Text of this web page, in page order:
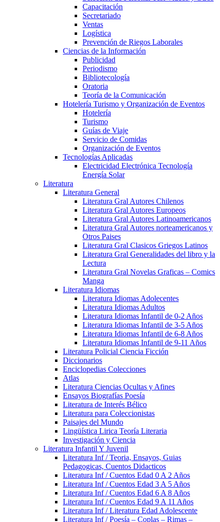
Capacitación
Secretariado
Ventas
Logística
Prevención de Riegos Laborales
Ciencias de la Información
Publicidad
Periodismo
Bibliotecología
Oratoria
Teoría de la Comunicación
Hotelería Turismo y Organización de Eventos
Hotelería
Turismo
Guías de Viaje
Servicio de Comidas
Organización de Eventos
Tecnologías Aplicadas
Electricidad Electrónica Tecnología
Energía Solar
Literatura
Literatura General
Literatura Gral Autores Chilenos
Literatura Gral Autores Europeos
Literatura Gral Autores Latinoamericanos
Literatura Gral Autores norteamericanos y
Otros Paises
Literatura Gral Clasicos Griegos Latinos
Literatura Gral Generalidades del libro y la
Lectura
Literatura Gral Novelas Graficas – Comics
Manga
Literatura Idiomas
Literatura Idiomas Adolecentes
Literatura Idiomas Adultos
Literatura Idiomas Infantil de 0-2 Años
Literatura Idiomas Infantil de 3-5 Años
Literatura Idiomas Infantil de 6-8 Años
Literatura Idiomas Infantil de 9-11 Años
Literatura Policial Ciencia Ficción
Diccionarios
Enciclopedias Colecciones
Atlas
Literatura Ciencias Ocultas y Afines
Ensayos Biografías Poesía
Literatura de Interés Bélico
Literatura para Coleccionistas
Paisajes del Mundo
Lingüística Lirica Teoría Literaria
Investigación y Ciencia
Literatura Infantil Y Juvenil
Literatura Inf / Teoria, Ensayos, Guias
Pedagogicas, Cuentos Didacticos
Literatura Inf / Cuentos Edad 0 A 2 Años
Literatura Inf / Cuentos Edad 3 A 5 Años
Literatura Inf / Cuentos Edad 6 A 8 Años
Literatura Inf / Cuentos Edad 9 A 11 Años
Literatura Inf / Literatura Edad Adolescente
Literatura Inf / Poesía – Coplas – Rimas –